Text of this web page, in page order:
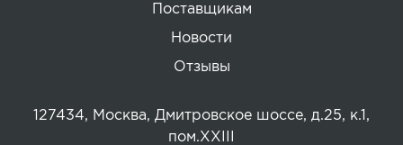
Поставщикам
Новости
Отзывы
127434, Москва, Дмитровское шоссе, д.25, к.1,
пом.XXIII